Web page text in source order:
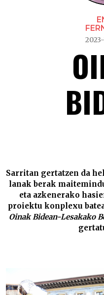
Sarritan gertatzen da
lanak berak
eta azkenerako
proiektu konplexu
Oinak Bidean-Lesakako